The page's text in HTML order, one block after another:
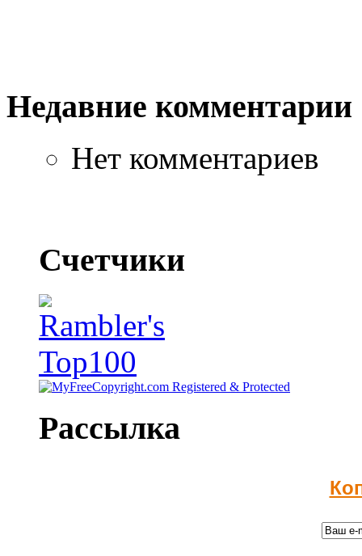
Недавние комментарии
Нет комментариев
Счетчики
Рассылка